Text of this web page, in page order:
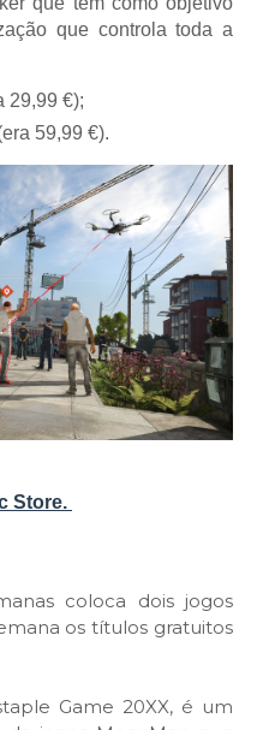
que controla toda a
29,99 €);
59,99 €).
Store.
coloca dois jogos
os títulos gratuitos
Game 20XX, é um